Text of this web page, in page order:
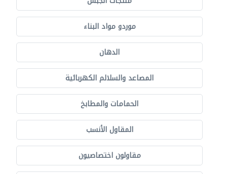
موردو مواد البناء
الدهان
المصاعد والسلالم الكهربائية
الحمامات والمطابخ
المقاول الأنسب
مقاولون اختصاصيون